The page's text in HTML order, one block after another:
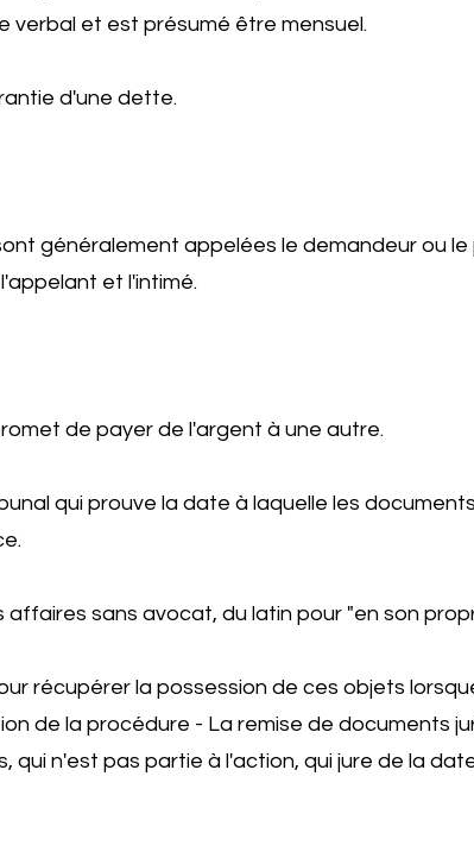
verbal et est présumé être mensuel.
d'une dette.
généralement appelées le demandeur ou
et l'intimé.
de payer de l'argent à une autre.
qui prouve la date à laquelle les
sans avocat, du latin pour "en son
récupérer la possession de ces objets
de la procédure - La remise de documents
qui n'est pas partie à l'action, qui jure de la